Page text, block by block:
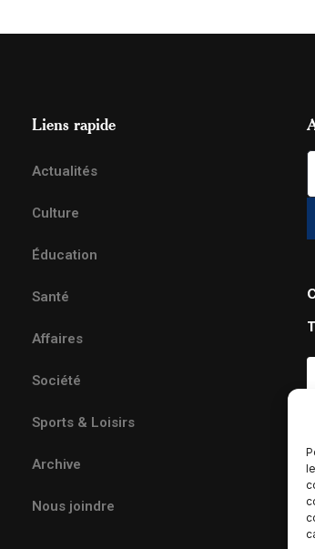
Liens rapide
Actualités
Culture
Éducation
Santé
Affaires
Société
Sports & Loisirs
Archive
Nous joindre